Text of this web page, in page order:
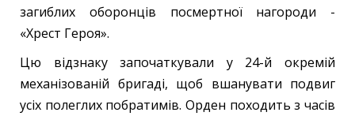
загиблих оборонців посмертної нагороди -
«Хрест Героя».
Цю відзнаку започаткували у 24-й окремій
механізованій бригаді, щоб вшанувати подвиг
усіх полеглих побратимів. Орден походить з часів